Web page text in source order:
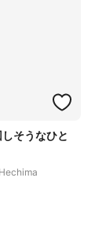
そうなひと